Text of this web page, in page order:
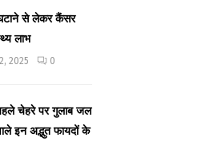
से लेकर कैंसर
लाभ
2025 0
चेहरे पर गुलाब जल
इन अद्भुत फायदों के